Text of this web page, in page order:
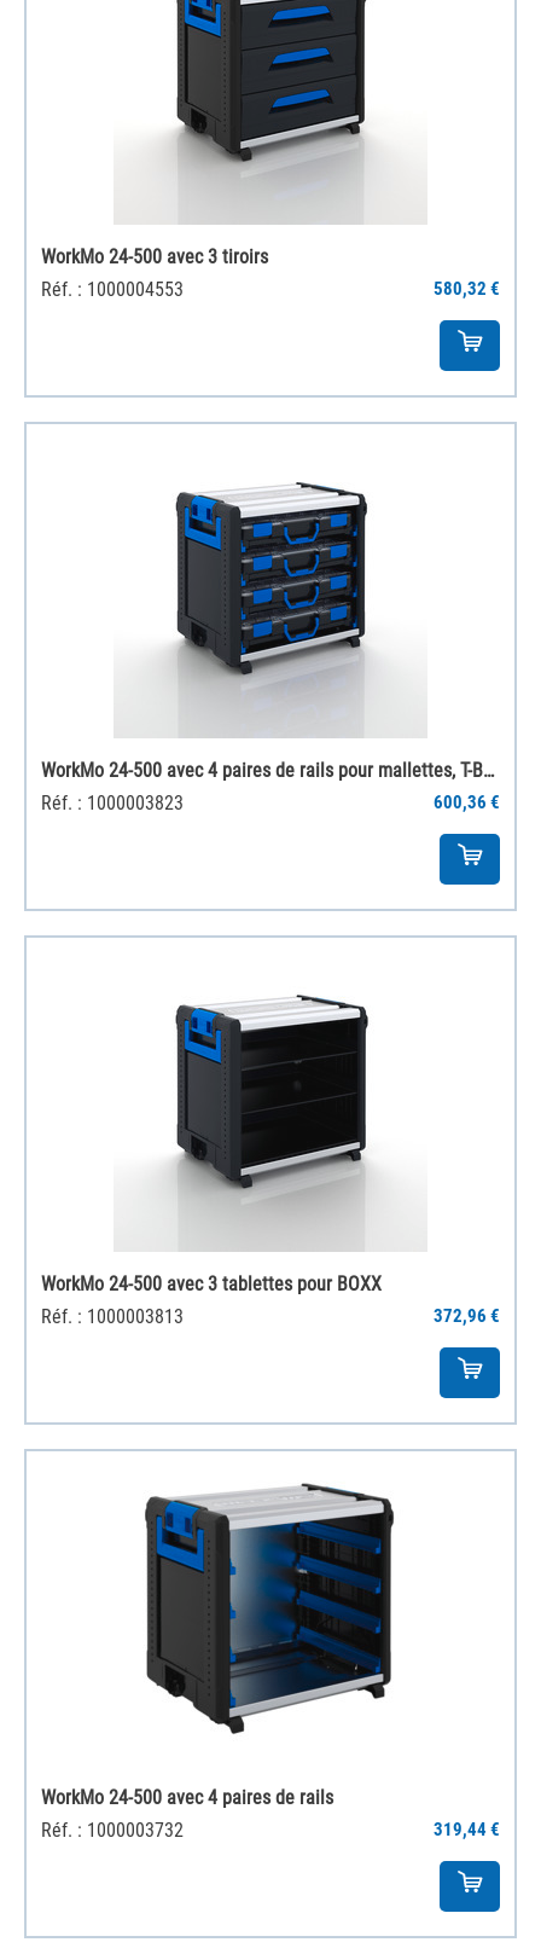
WorkMo 24-500 avec 3 tiroirs
Réf. : 1000004553
580,32 €
WorkMo 24-500 avec 4 paires de rails pour mallettes, T-BOXX incluses
Réf. : 1000003823
600,36 €
WorkMo 24-500 avec 3 tablettes pour BOXX
Réf. : 1000003813
372,96 €
WorkMo 24-500 avec 4 paires de rails
Réf. : 1000003732
319,44 €